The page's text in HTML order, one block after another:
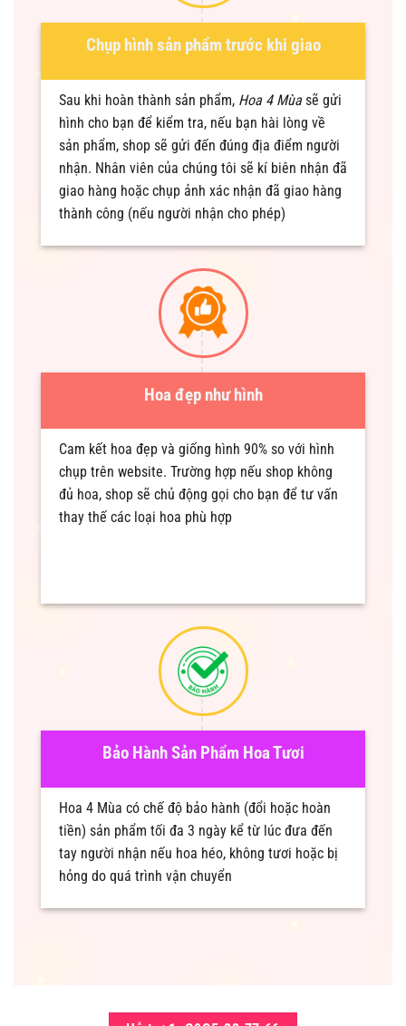
Chụp hình sản phẩm trước khi giao
Sau khi hoàn thành sản phẩm, Hoa 4 Mùasẽ gửi
hình cho bạn để kiểm tra, nếu bạn hài lòng về
sản phẩm, shop sẽ gửi đến đúng địa điểm người
nhận. Nhân viên của chúng tôi sẽ kí biên nhận đã
giao hàng hoặc chụp ảnh xác nhận đã giao hàng
thành công (nếu người nhận cho phép)
Hoa đẹp như hình
Cam kết hoa đẹp và giống hình 90% so với hình
chụp trên website. Trường hợp nếu shop không
đủ hoa, shop sẽ chủ động gọi cho bạn để tư vấn
thay thế các loại hoa phù hợp
Bảo Hành Sản Phẩm Hoa Tươi
Hoa 4 Mùa có chế độ bảo hành (đổi hoặc hoàn
tiền) sản phẩm tối đa 3 ngày kể từ lúc đưa đến
tay người nhận nếu hoa héo, không tươi hoặc bị
hỏng do quá trình vận chuyển